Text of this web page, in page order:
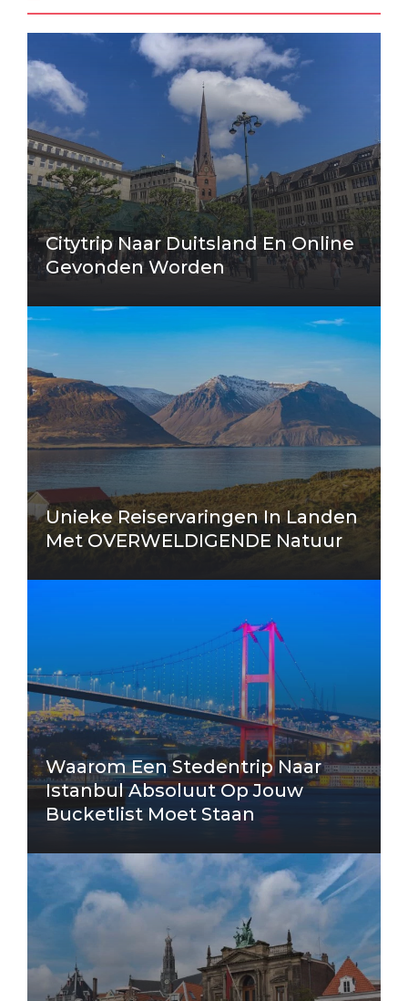
Citytrip Naar Duitsland En Online
Gevonden Worden
Unieke Reiservaringen In Landen
Met OVERWELDIGENDE Natuur
Waarom Een Stedentrip Naar
Istanbul Absoluut Op Jouw
Bucketlist Moet Staan